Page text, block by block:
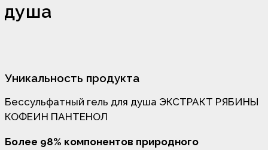
душа
Уникальность продукта
Бессульфатный гель для душа ЭКСТРАКТ РЯБИНЫ
КОФЕИН ПАНТЕНОЛ
Более 98% компонентов природного